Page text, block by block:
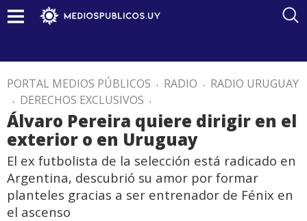
PORTAL MEDIOS PÚBLICOS . RADIO . RADIO URUGUAY
. DERECHOS EXCLUSIVOS .
Álvaro Pereira quiere dirigir en el
exterior o en Uruguay
El ex futbolista de la selección está radicado en
Argentina, descubrió su amor por formar
planteles gracias a ser entrenador de Fénix en
el ascenso